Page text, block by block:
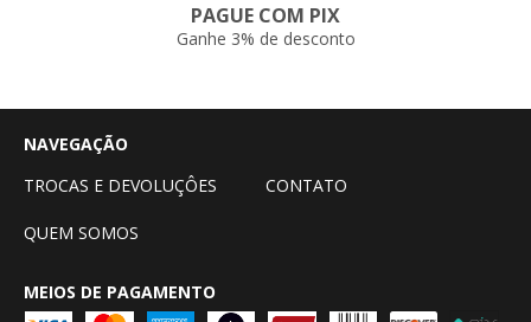
PAGUE COM PIX
Ganhe 3% de desconto
NAVEGAÇÃO
TROCAS E DEVOLUÇÔES
CONTATO
QUEM SOMOS
MEIOS DE PAGAMENTO